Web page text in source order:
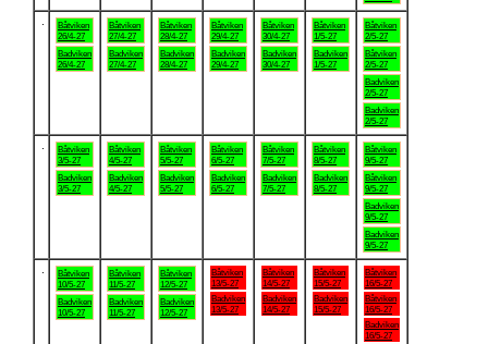
Båtviken
26/4-27
Badviken
26/4-27
Båtviken
27/4-27
Badviken
27/4-27
Båtviken
28/4-27
Badviken
28/4-27
Båtviken
29/4-27
Badviken
29/4-27
Båtviken
30/4-27
Badviken
30/4-27
Båtviken
1/5-27
Badviken
1/5-27
Båtviken
2/5-27
Båtviken
2/5-27
Badviken
2/5-27
Badviken
2/5-27
Båtviken
3/5-27
Badviken
3/5-27
Båtviken
4/5-27
Badviken
4/5-27
Båtviken
5/5-27
Badviken
5/5-27
Båtviken
6/5-27
Badviken
6/5-27
Båtviken
7/5-27
Badviken
7/5-27
Båtviken
8/5-27
Badviken
8/5-27
Båtviken
9/5-27
Båtviken
9/5-27
Badviken
9/5-27
Badviken
9/5-27
Båtviken
10/5-27
Badviken
10/5-27
Båtviken
11/5-27
Badviken
11/5-27
Båtviken
12/5-27
Badviken
12/5-27
Båtviken
13/5-27
Badviken
13/5-27
Båtviken
14/5-27
Badviken
14/5-27
Båtviken
15/5-27
Badviken
15/5-27
Båtviken
16/5-27
Båtviken
16/5-27
Badviken
16/5-27